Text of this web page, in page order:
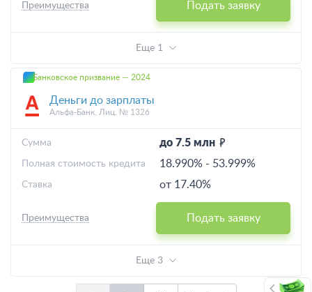
Подать заявку
Преимущества
Еще 1
Банковское призвание — 2024
Деньги до зарплаты
Альфа-Банк, Лиц. № 1326
до 7.5 млн
Cумма
18.990% - 53.999%
Полная стоимость кредита
от 17.40%
Ставка
Подать заявку
Преимущества
Еще 3